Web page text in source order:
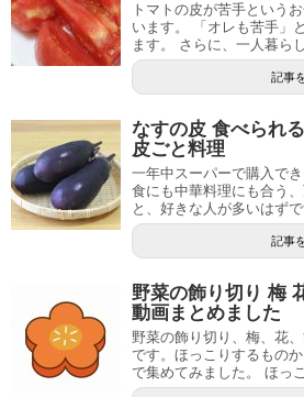
トマトの皮が苦手という
います。 「オレも苦手」
ます。 さらに、一人暮ら
記事
なすの皮 食べられ
皮ごと料理
一年中スーパーで購入で
食にも中華料理にも合う
と、好きな人が多いはず
記事
野菜の飾り切り 梅
動画まとめました
野菜の飾り切り、梅、花
です。ほっこりするもの
で集めてみました。 ほっ